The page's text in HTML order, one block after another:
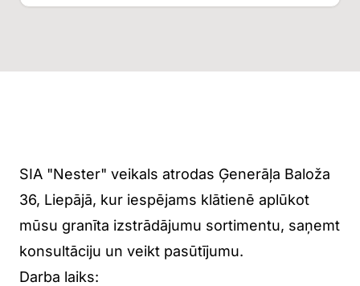
SIA "Nester" veikals atrodas Ģenerāļa Baloža
36, Liepājā, kur iespējams klātienē aplūkot
mūsu granīta izstrādājumu sortimentu, saņemt
konsultāciju un veikt pasūtījumu.
Darba laiks: